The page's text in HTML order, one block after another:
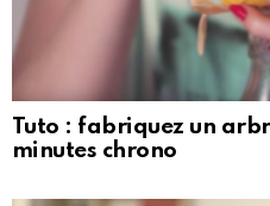
Tuto : fabriquez un
minutes chrono